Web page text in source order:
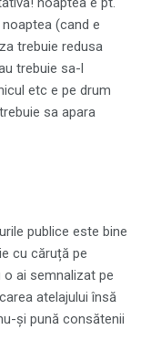
(cand e
trebuie redusa
trebuie sa-l
etc e pe drum
sa apara
publice este bine
cu căruță pe
o ai semnalizat pe
atelajului însă
și pună consătenii